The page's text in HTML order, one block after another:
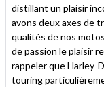
distillant un plaisir
avons deux axes de
qualités de nos
de passion le plaisir
rappeler que Harley-
touring